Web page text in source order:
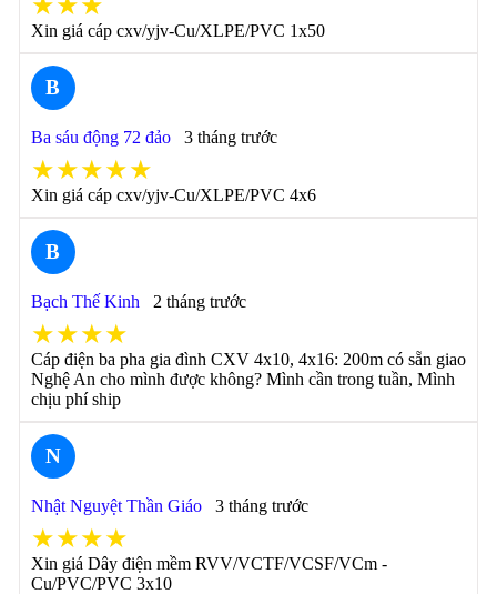
Xin giá cáp cxv/yjv-Cu/XLPE/PVC 1x50
B
Ba sáu động 72 đảo 3 tháng trước
★★★★★
Xin giá cáp cxv/yjv-Cu/XLPE/PVC 4x6
B
Bạch Thế Kinh 2 tháng trước
★★★★
Cáp điện ba pha gia đình CXV 4x10, 4x16: 200m có sẵn giao
Nghệ An cho mình được không? Mình cần trong tuần, Mình
chịu phí ship
N
Nhật Nguyệt Thần Giáo 3 tháng trước
★★★★
Xin giá Dây điện mềm RVV/VCTF/VCSF/VCm -
Cu/PVC/PVC 3x10